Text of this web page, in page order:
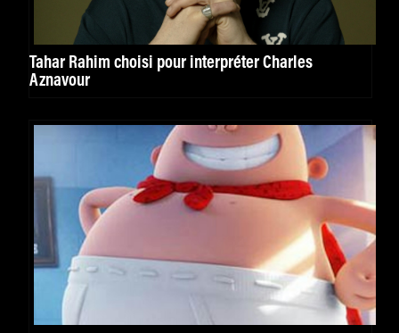
Tahar Rahim choisi pour interpréter Charles
Aznavour